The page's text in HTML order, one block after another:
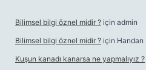
Bilimsel bilgi öznel midir ? için admin
Bilimsel bilgi öznel midir ? için Handan
Kuşun kanadı kanarsa ne yapmalıyız ?